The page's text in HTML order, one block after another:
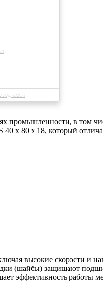
в том
x 80 x 18, который
высокие скорости и
(шайбы) защищают
эффективность работы